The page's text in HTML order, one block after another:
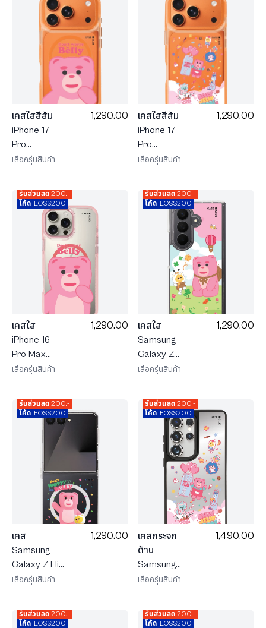
be Belly
เคสใสสีส้ม
iPhone 17
Pro
MagSafe
Bellygom
Character
1,290.00
เลือกรุ่นสินค้า
เคสใสสีส้ม
iPhone 17
Pro
MagSafe
Bellygom ใน
ดินแดนขนม
1,290.00
เลือกรุ่นสินค้า
รับส่วนลด 200.-
โค้ด: EOSS200
เคสใส
iPhone 16
Pro Max
MagSafe
Bellygom
Character
1,290.00
เลือกรุ่นสินค้า
รับส่วนลด 200.-
โค้ด: EOSS200
เคสใส
Samsung
Galaxy Z
Fold 7
น้องหมี
Bellygom ใน
ฤดูใบไม้ผลิ
1,290.00
เลือกรุ่นสินค้า
รับส่วนลด 200.-
โค้ด: EOSS200
เคส
Samsung
Galaxy Z Flip
7 MagSafe
Don't Worry
1,290.00
เลือกรุ่นสินค้า
รับส่วนลด 200.-
โค้ด: EOSS200
เคสกระจก
ด้าน
Samsung
S25 Ultra
Bellygom ใน
1,490.00
เลือกรุ่นสินค้า
รับส่วนลด 200.-
โค้ด: EOSS200
รับส่วนลด 200.-
โค้ด: EOSS200